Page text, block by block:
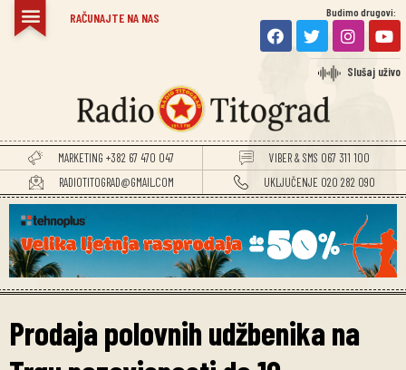
RAČUNAJTE NA NAS Budimo drugovi:
Slušaj uživo
MARKETING +382 67 470 047
VIBER & SMS 067 311 100
RADIOTITOGRAD@GMAIL.COM
UKLJUČENJE 020 282 090
Prodaja polovnih udžbenika na